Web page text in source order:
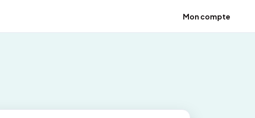
Mon compte